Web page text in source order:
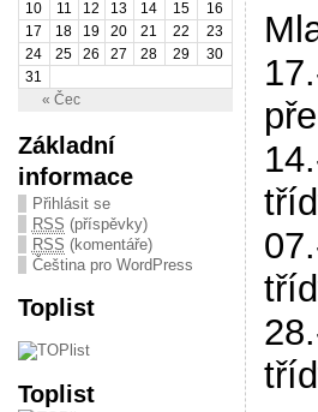
« Čec
10
11 12 13 14 15
16
17
18 19 20 21 22
23
24
25 26 27 28 29
30
31
Základní
informace
Přihlásit se
RSS (příspěvky)
RSS (komentáře)
Čeština pro WordPress
Toplist
Toplist